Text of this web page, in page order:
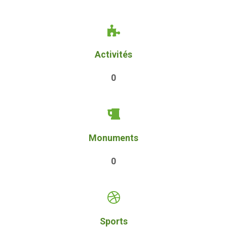
Activités
0
Monuments
0
Sports